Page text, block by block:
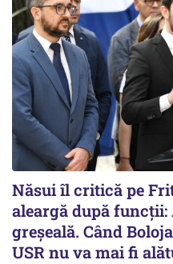
Năsui îl critică pe
aleargă după
greșeală. Când
USR nu va mai fi